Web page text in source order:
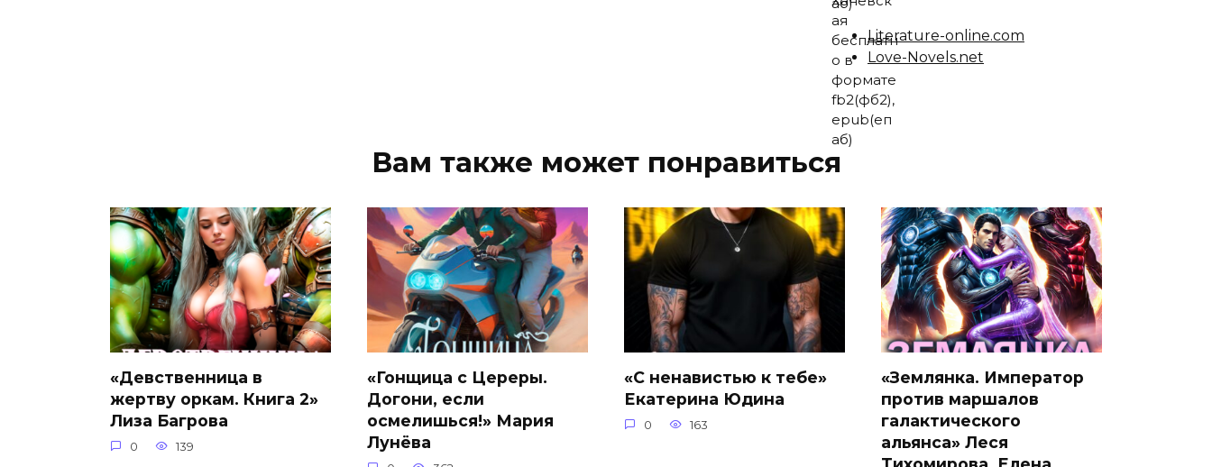
Literature-online.com
Love-Novels.net
Вам также может понравиться
«Девственница в
жертву оркам. Книга 2»
Лиза Багрова
0 139
«Гонщица с Цереры.
Догони, если
осмелишься!» Мария
Лунёва
«С ненавистью к тебе»
Екатерина Юдина
0 163
«Землянка. Император
против маршалов
галактического
альянса» Леся